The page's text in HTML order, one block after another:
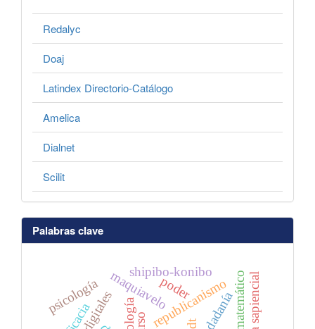
Redalyc
Doaj
Latindex Directorio-Catálogo
Amelica
Dialnet
Scilit
Palabras clave
republicanismo
maquiavelo
psicología poder
shipibo-konibo